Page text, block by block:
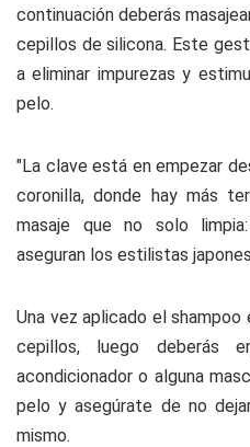
continuación deberás
cepillos de silicona. Este
a eliminar impurezas y
pelo.
"La clave está en empezar
coronilla, donde hay más
masaje que no solo
aseguran los estilistas
Una vez aplicado el
cepillos, luego deberás
acondicionador o alguna
pelo y asegúrate de no
mismo.